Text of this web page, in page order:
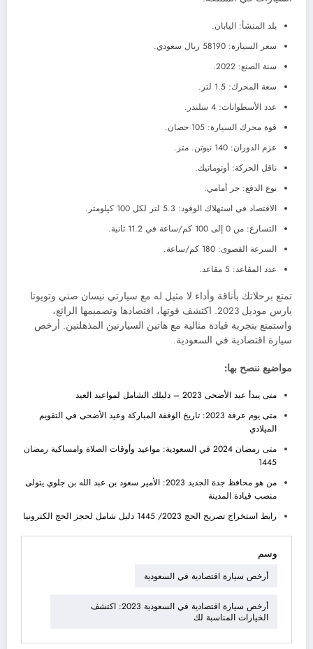
بلد المنشأ: اليابان.
سعر السيارة: 58190 ريال سعودي.
سنة الصنع: 2022.
سعة المحرك: 1.5 لتر.
عدد الأسطوانات: 4 سلندر.
قوة محرك السيارة: 105 حصان.
عزم الدوران: 140 نيوتن. متر.
ناقل الحركة: أوتوماتيك.
نوع الدفع: جر أمامي.
الاقتصاد في استهلاك الوقود: 5.3 لتر لكل 100 كيلومتر.
التسارع: من 0 إلى 100 كم/ساعة في 11.2 ثانية.
السرعة القصوى: 180 كم/ساعة.
عدد المقاعد: 5 مقاعد.
تمتع برحلاتك بأناقة وأداء لا مثيل له مع سيارتي نيسان صني وتويوتا
يارس موديل 2023. اكتشف قوتها، اقتصادها وتصميمها الرائع،
واستمتع بتجربة قيادة مثالية مع هاتين السيارتين المذهلتين. أرخص
سيارة اقتصادية في السعودية.
مواضيع ننصح بها:
متى يبدأ عيد الأضحى 2023 – دليلك الشامل لمواعيد العيد
متى يوم عرفة 2023: تاريخ الوقفة المباركة وعيد الأضحى في التقويم
الميلادي
متى رمضان 2024 في السعودية: مواعيد وأوقات الصلاة وامساكية رمضان
1445
من هو محافظ جدة الجديد 2023: الأمير سعود بن عبد الله بن جلوي يتولى
منصب قيادة المدينة
رابط استخراج تصريح الحج 2023/ 1445 دليل شامل لحجز الحج الكترونيا
وسم
أرخص سيارة اقتصادية في السعودية
أرخص سيارة اقتصادية في السعودية 2023: اكتشف
الخيارات المناسبة لك